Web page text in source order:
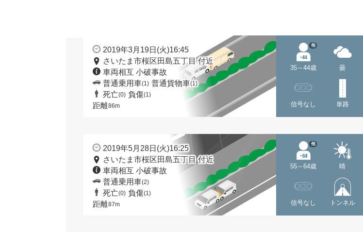
2019年3月19日(火)16:45
さいたま市桜区田島五丁目 付近
車両相互 小破事故
普通乗用車(1) 普通貨物車(1)
死亡(0) 負傷(1)
距離86m
35～44歳
他
曇
信号なし 単路
2019年5月28日(火)16:25
さいたま市桜区田島五丁目 付近
車両相互 小破事故
普通乗用車(2)
死亡(0) 負傷(1)
距離87m
55～64歳
他
晴
信号なし トンネル